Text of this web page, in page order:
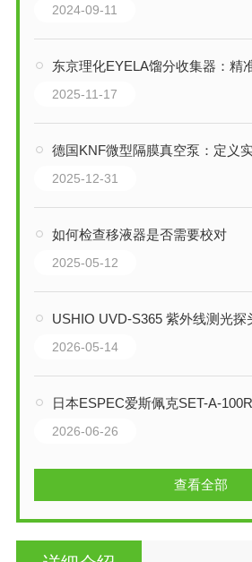
2024-09-11
东京理化EYELA馏分收集器：精
2025-11-17
德国KNF微型隔膜真空泵：定义实验室
2025-12-31
如何检查移液器是否需要校对
2025-05-12
USHIO UVD-S365 紫外线测光探头：UVA波
2026-05-14
日本ESPEC爱斯佩克SET-A-100R
2026-06-26
查看全部